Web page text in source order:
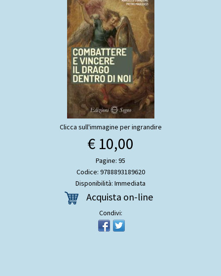
Clicca sull'immagine per ingrandire
€ 10,00
Pagine: 95
Codice: 9788893189620
Disponibilità: Immediata
Acquista on-line
Condivi: